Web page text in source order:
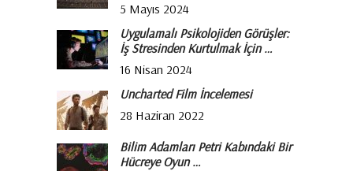
5 Mayıs 2024
Uygulamalı Psikolojiden Görüşler:
İş Stresinden Kurtulmak İçin …
16 Nisan 2024
Uncharted Film İncelemesi
28 Haziran 2022
Bilim Adamları Petri Kabındaki Bir
Hücreye Oyun …